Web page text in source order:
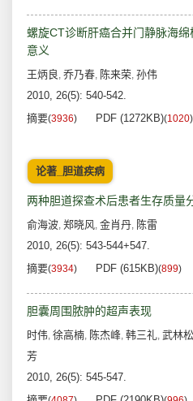
螺旋CT诊断肝癌合并门静脉海
意义
王炳良, 乔乃春, 陈来荣, 孙伟
2010, 26(5): 540-542.
摘要(3936) PDF (1272KB)(1020)
论著_胆道疾病
两种胆道探查术后患者生存质量
俞海波, 郑晓风, 金肖丹, 陈雷
2010, 26(5): 543-544+547.
摘要(3934) PDF (615KB)(899)
胆囊周围脓肿的超声表现
时伟, 徐高楠, 陈杰峰, 韩三礼, 武林松
芳
2010, 26(5): 545-547.